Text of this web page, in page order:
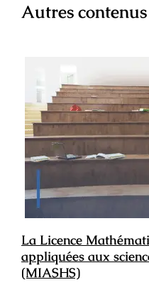
Autres
La Licence
appliquées aux
(MIASHS)